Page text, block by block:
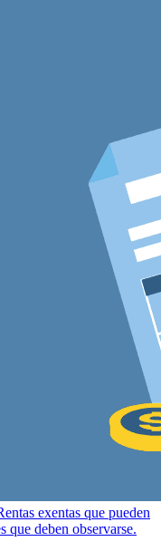
exentas que pueden
que deben observarse.